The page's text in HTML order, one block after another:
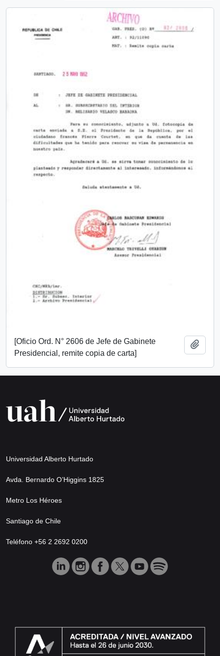
[Oficio Ord. N° 2606 de Jefe de Gabinete
Presidencial, remite copia de carta]
Universidad Alberto Hurtado
Avda. Bernardo O’Higgins 1825
Metro Los Héroes
Santiago de Chile
Teléfono +56 2 2692 0200